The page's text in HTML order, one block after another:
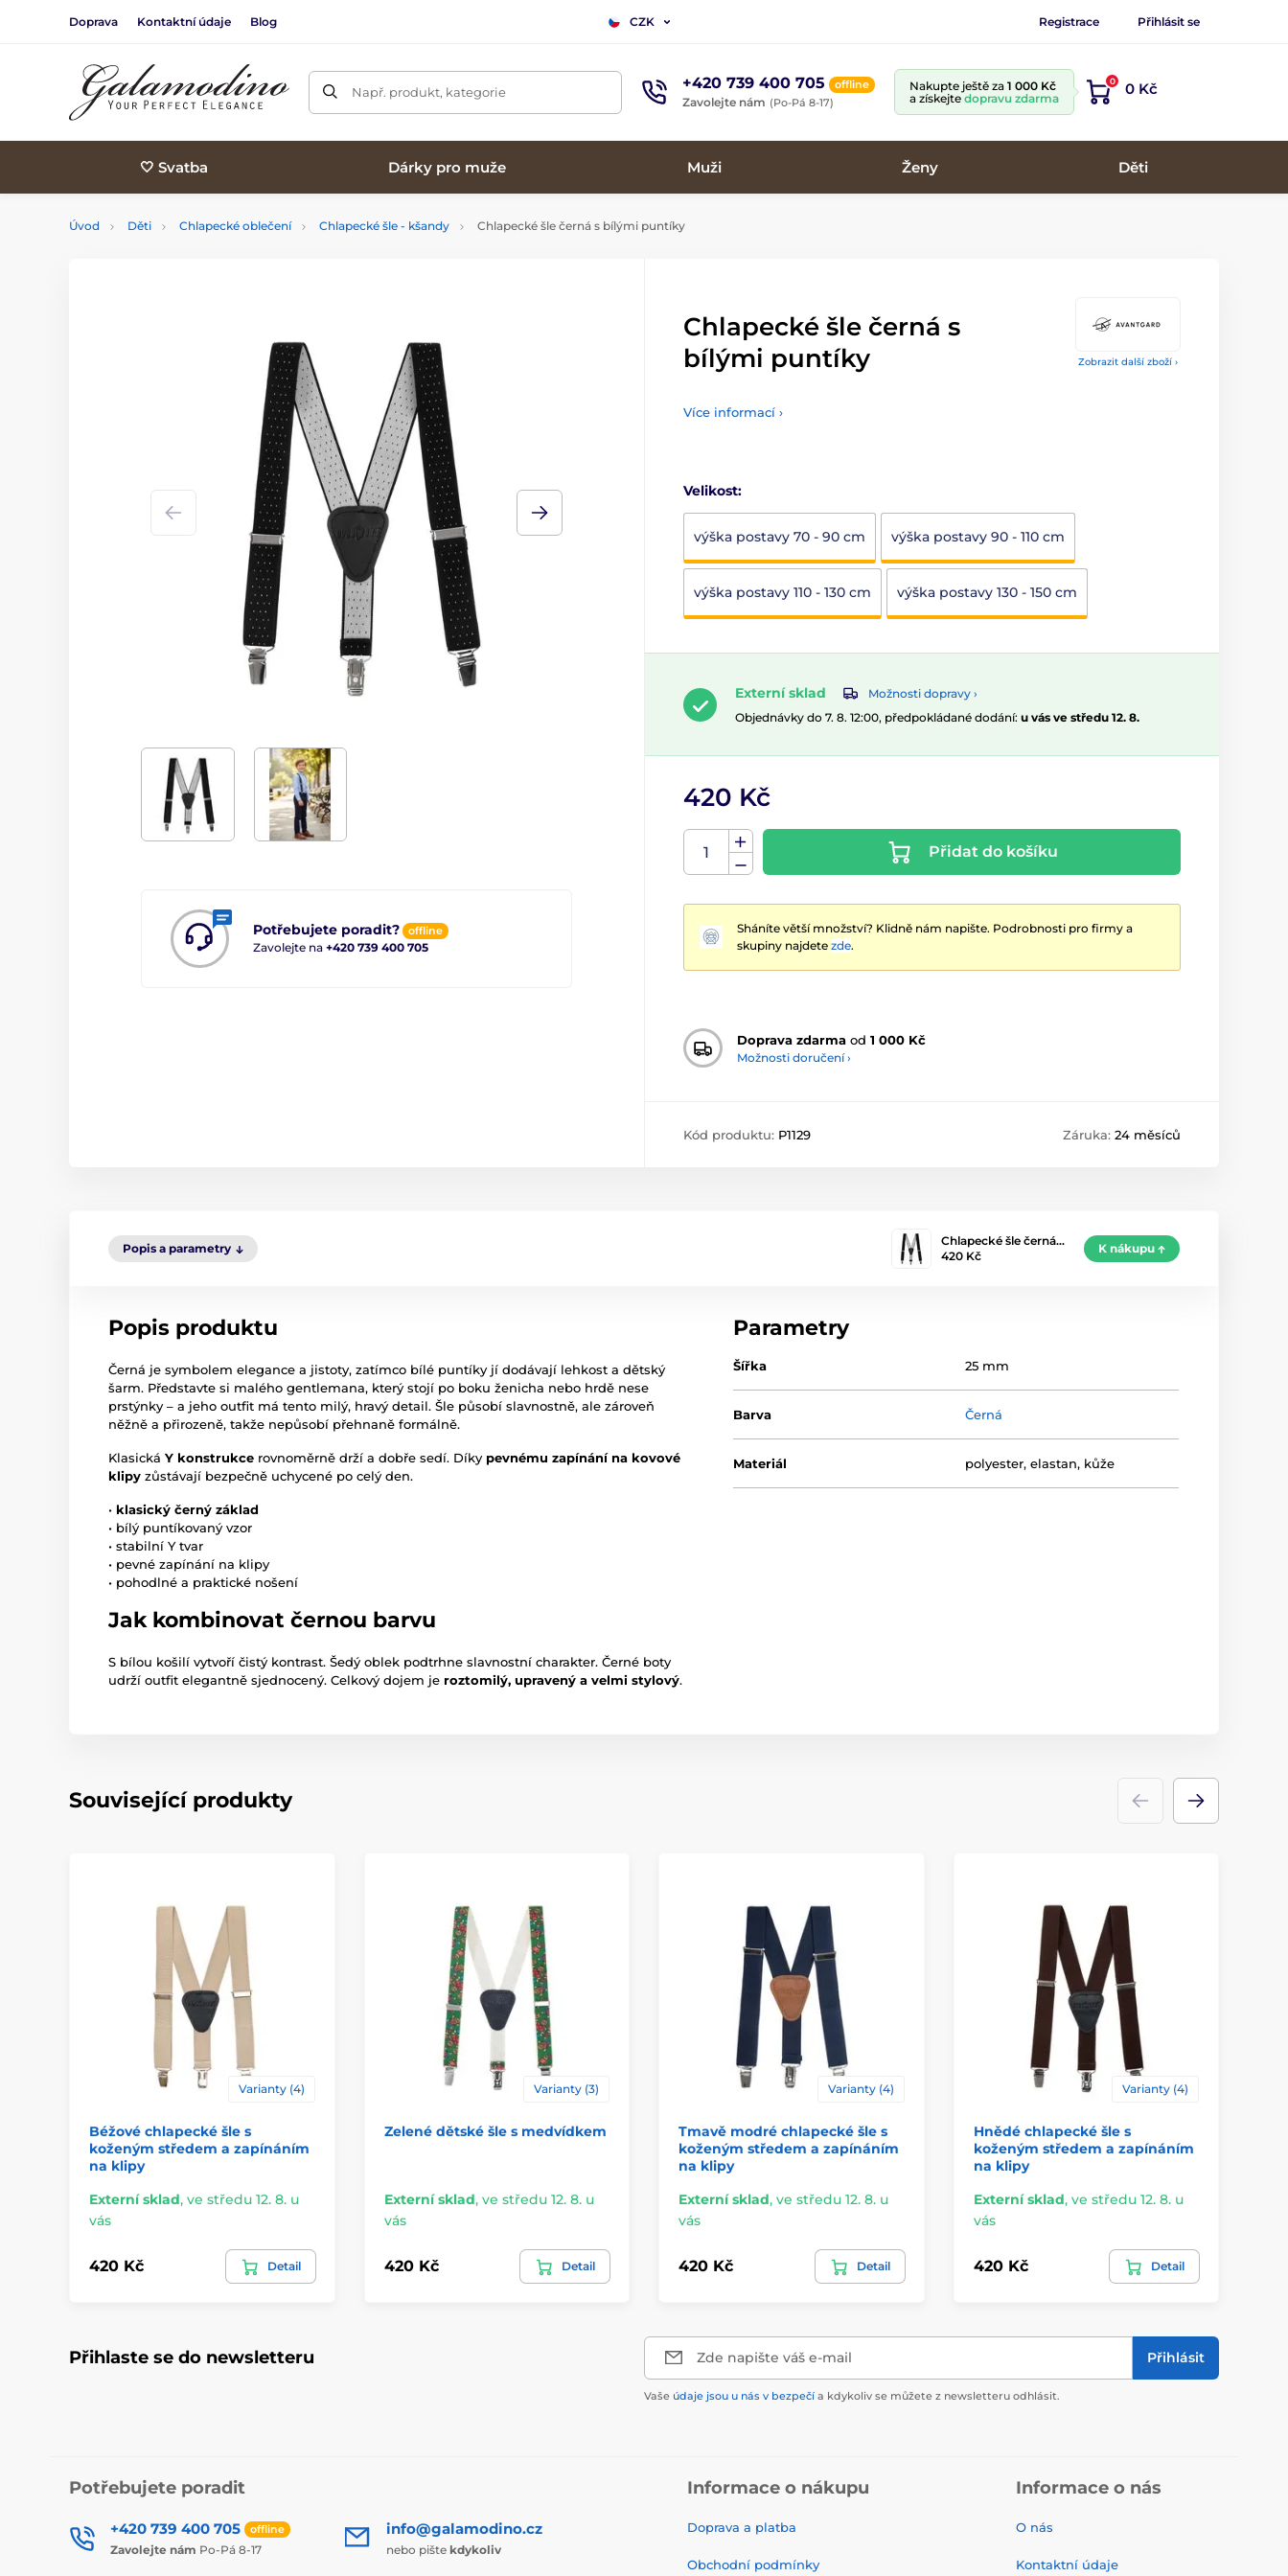
Doprava Kontaktní údaje Blog CZK Registrace Přihlásit se
Např. produkt, kategorie +420 739 400 705 offline
Zavolejte nám (Po-Pá 8-17)
Nakupte ještě za 1 000 Kč
a získejte dopravu zdarma
0 0 Kč
🤍 Svatba Dárky pro muže Muži Ženy Děti
Úvod Děti Chlapecké oblečení Chlapecké šle - kšandy Chlapecké šle černá s bílými puntíky
Zobrazit další zboží ›
Potřebujete poradit? offline
Zavolejte na +420 739 400 705
Chlapecké šle černá s
bílými puntíky
Více informací ›
Velikost:
výška postavy 70 - 90 cm výška postavy 90 - 110 cm
výška postavy 110 - 130 cm výška postavy 130 - 150 cm
Externí sklad
Možnosti dopravy ›
Objednávky do 7. 8. 12:00, předpokládané dodání: u vás ve středu 12. 8.
420 Kč
Přidat do košíku
Sháníte větší množství? Klidně nám napište. Podrobnosti pro firmy a
skupiny najdete zde.
Doprava zdarma od 1 000 Kč
Možnosti doručení ›
Kód produktu: P1129 Záruka: 24 měsíců
Popis a parametry
Chlapecké šle černá…
420 Kč
K nákupu
Popis produktu
Černá je symbolem elegance a jistoty, zatímco bílé puntíky jí dodávají lehkost a dětský
šarm. Představte si malého gentlemana, který stojí po boku ženicha nebo hrdě nese
prstýnky – a jeho outfit má tento milý, hravý detail. Šle působí slavnostně, ale zároveň
něžně a přirozeně, takže nepůsobí přehnaně formálně.
Klasická Y konstrukce rovnoměrně drží a dobře sedí. Díky pevnému zapínání na kovové
klipy zůstávají bezpečně uchycené po celý den.
• klasický černý základ
• bílý puntíkovaný vzor
• stabilní Y tvar
• pevné zapínání na klipy
• pohodlné a praktické nošení
Jak kombinovat černou barvu
S bílou košilí vytvoří čistý kontrast. Šedý oblek podtrhne slavnostní charakter. Černé boty
udrží outfit elegantně sjednocený. Celkový dojem je roztomilý, upravený a velmi stylový.
Parametry
Šířka 25 mm
Barva Černá
Materiál polyester, elastan, kůže
Související produkty
Varianty (4)
Béžové chlapecké šle s
koženým středem a zapínáním
na klipy
Externí sklad, ve středu 12. 8. u
vás
420 Kč Detail
Varianty (3)
Zelené dětské šle s medvídkem
Externí sklad, ve středu 12. 8. u
vás
420 Kč Detail
Varianty (4)
Tmavě modré chlapecké šle s
koženým středem a zapínáním
na klipy
Externí sklad, ve středu 12. 8. u
vás
420 Kč Detail
Varianty (4)
Hnědé chlapecké šle s
koženým středem a zapínáním
na klipy
Externí sklad, ve středu 12. 8. u
vás
420 Kč Detail
Přihlaste se do newsletteru Zde napište váš e-mail Přihlásit
Vaše údaje jsou u nás v bezpečí a kdykoliv se můžete z newsletteru odhlásit.
Potřebujete poradit
+420 739 400 705 offline
Zavolejte nám Po-Pá 8-17
info@galamodino.cz
nebo pište kdykoliv
Informace o nákupu
Doprava a platba
Obchodní podmínky
Informace o nás
O nás
Kontaktní údaje